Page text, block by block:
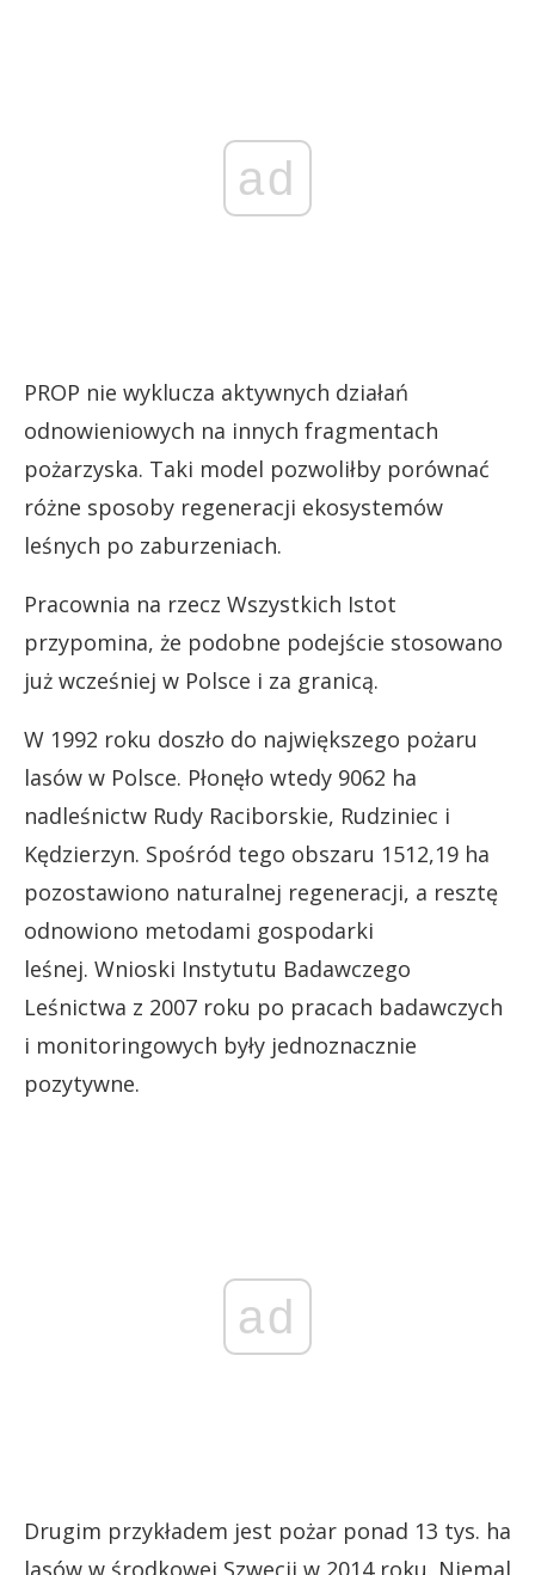
ad
PROP nie wyklucza aktywnych działań
odnowieniowych na innych fragmentach
pożarzyska. Taki model pozwoliłby porównać
różne sposoby regeneracji ekosystemów
leśnych po zaburzeniach.
Pracownia na rzecz Wszystkich Istot
przypomina, że podobne podejście stosowano
już wcześniej w Polsce i za granicą.
W 1992 roku doszło do największego pożaru
lasów w Polsce. Płonęło wtedy 9062 ha
nadleśnictw Rudy Raciborskie, Rudziniec i
Kędzierzyn. Spośród tego obszaru 1512,19 ha
pozostawiono naturalnej regeneracji, a resztę
odnowiono metodami gospodarki
leśnej. Wnioski Instytutu Badawczego
Leśnictwa z 2007 roku po pracach badawczych
i monitoringowych były jednoznacznie
pozytywne.
ad
Drugim przykładem jest pożar ponad 13 tys. ha
lasów w środkowej Szwecji w 2014 roku. Niemal